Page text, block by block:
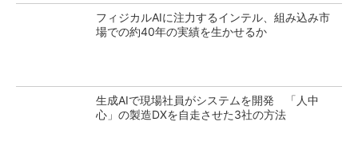
フィジカルAIに注力するインテル、組み込み市
場での約40年の実績を生かせるか
生成AIで現場社員がシステムを開発 「人中
心」の製造DXを自走させた3社の方法